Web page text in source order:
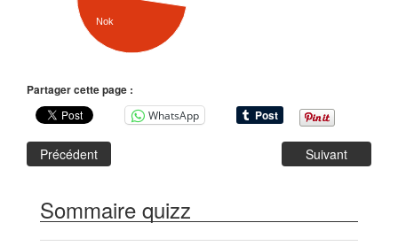
Nok
Partager cette page :
WhatsApp
Précédent Suivant
Sommaire quizz